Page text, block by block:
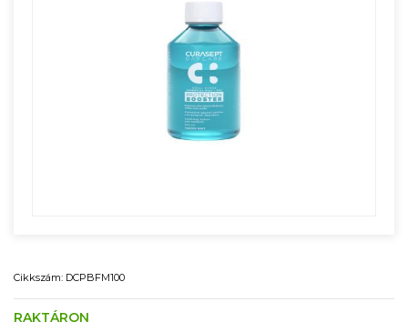
Cikkszám: DCPBFM100
RAKTÁRON